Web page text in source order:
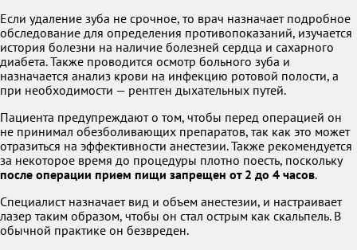
Если удаление зуба не срочное, то врач назначает подробное
обследование для определения противопоказаний, изучается
история болезни на наличие болезней сердца и сахарного
диабета. Также проводится осмотр больного зуба и
назначается анализ крови на инфекцию ротовой полости, а
при необходимости — рентген дыхательных путей.
Пациента предупреждают о том, чтобы перед операцией он
не принимал обезболивающих препаратов, так как это может
отразиться на эффективности анестезии. Также рекомендуется
за некоторое время до процедуры плотно поесть, поскольку
после операции прием пищи запрещен от 2 до 4 часов.
Специалист назначает вид и объем анестезии, и настраивает
лазер таким образом, чтобы он стал острым как скальпель. В
обычной практике он безвреден.